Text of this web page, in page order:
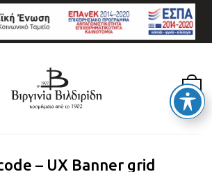
0
– UX Banner grid